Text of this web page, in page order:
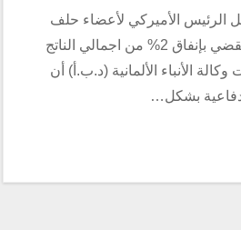
الأميركي لأعضاء حلف
الناتو بالالتزام باتفاق يقضي بإنفاق 2% من اجمالي الناتج
الأنباء الألمانية (د.ب.أ) أن
بشكل…